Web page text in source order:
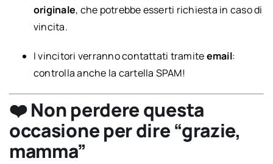
originale, che potrebbe esserti richiesta in caso di
vincita.
I vincitori verranno contattati tramiteemail:
controlla anche la cartella SPAM!
❤️ Non perdere questa
occasione per dire “grazie,
mamma”